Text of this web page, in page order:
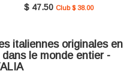
$ 47.50 Club $ 38.00
italiennes originales en
le monde entier -